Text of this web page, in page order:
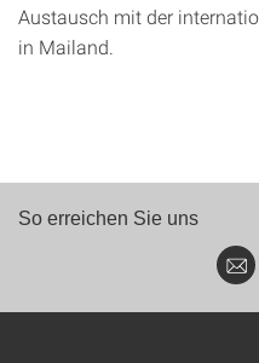
Austausch mit der
in Mailand.
So erreichen Sie uns